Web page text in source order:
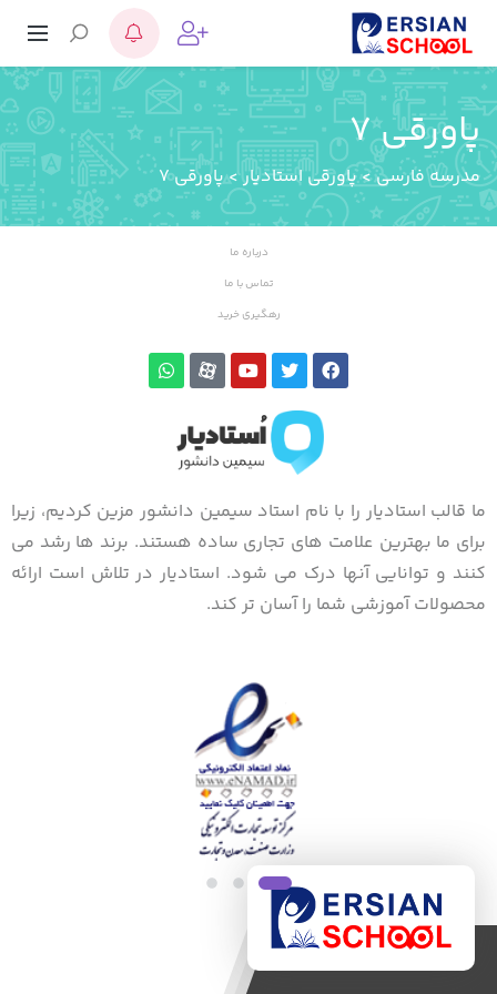
پاورقی 7
مدرسه فارسی>پاورقی استادیار>پاورقی 7
درباره ما
تماس با ما
رهگیری خرید
ما قالب استادیار را با نام استاد سیمین دانشور مزین کردیم، زیرا
برای ما بهترین علامت های تجاری ساده هستند. برند ها رشد می
کنند و توانایی آنها درک می شود. استادیار در تلاش است ارائه
محصولات آموزشی شما را آسان تر کند.